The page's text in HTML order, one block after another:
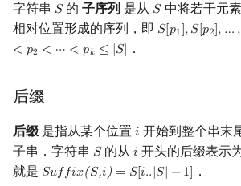
其它 DP 方法 同余
离散
指数
抽象代数
概率论
博弈论
数值算法
序理论
跳表
可持久化数据结构
树套树
K-D Tree
动态树
2-SAT
欧拉图
哈密顿图
二分图
平面图
15-puzzle
Kahan 求和
珂朵莉树/颜色段均摊
空间优化简介
字符串 𝑆
S的子序列 是从 𝑆
S中将若干元
相对位置形成的序列，即 𝑆[𝑝1],𝑆[𝑝2], … ,
S[p1], S[p2], …, S
< 𝑝2 < ⋯ < 𝑝𝑘 ≤ |𝑆| ．
后缀
后缀 是指从某个位置 𝑖
i 开始到整个串末
子串．字符串 𝑆
S的从𝑖
i 开头的后缀表示
就是 𝑆𝑢𝑓𝑓𝑖𝑥(𝑆,𝑖) = 𝑆[𝑖..|𝑆| −1]
Suffix(S,i)=S[ i..| S|−1 ．